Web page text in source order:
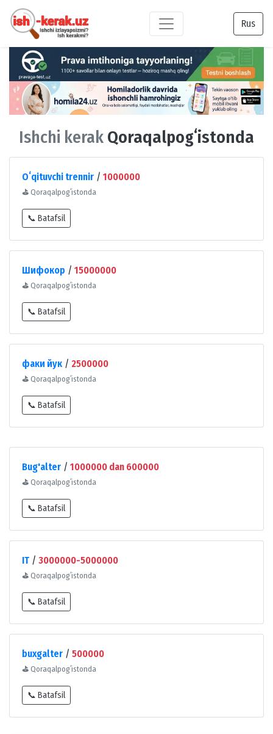
Rus
Ishchi kerak Qoraqalpogʻistonda
Oʻqituvchi trennir / 1000000
⛳ Qoraqalpogʻistonda
📞 Batafsil
Шифокор / 15000000
⛳ Qoraqalpogʻistonda
📞 Batafsil
факи йук / 2500000
⛳ Qoraqalpogʻistonda
📞 Batafsil
Bug'alter / 1000000 dan 600000
⛳ Qoraqalpogʻistonda
📞 Batafsil
IT / 3000000-5000000
⛳ Qoraqalpogʻistonda
📞 Batafsil
buxgalter / 500000
⛳ Qoraqalpogʻistonda
📞 Batafsil